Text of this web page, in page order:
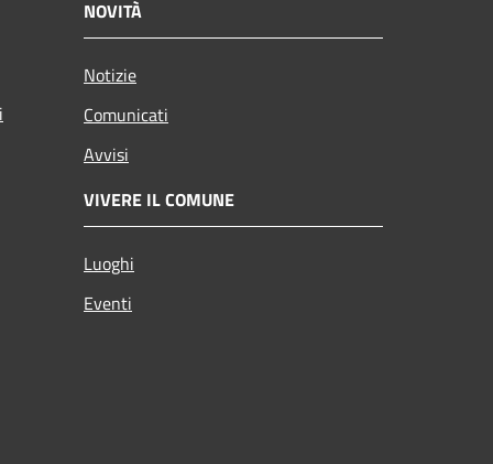
NOVITÀ
Notizie
Comunicati
Avvisi
VIVERE IL COMUNE
Luoghi
Eventi